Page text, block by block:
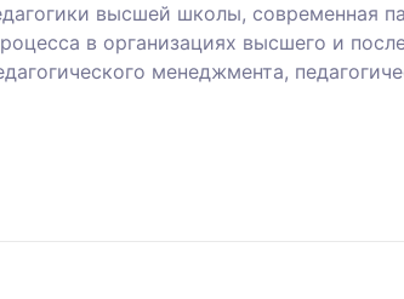
высшей школы, современная
в организациях высшего и
менеджмента,